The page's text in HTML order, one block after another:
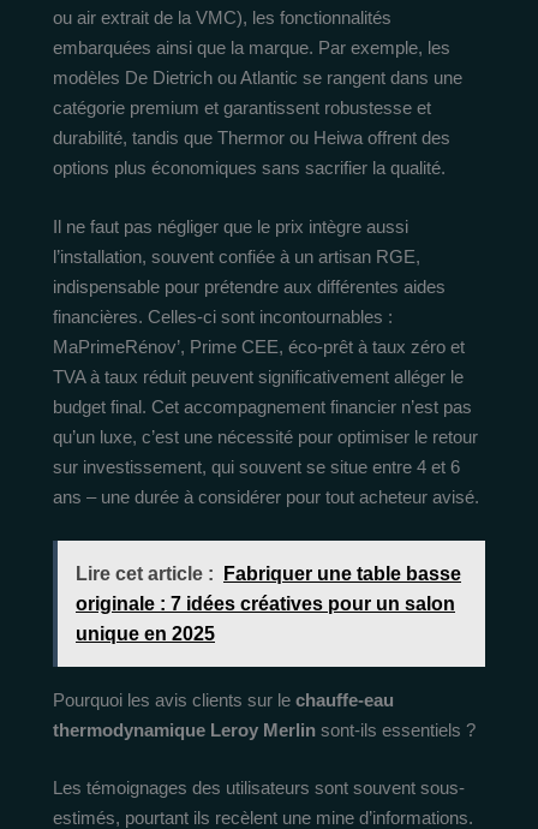
ou air extrait de la VMC), les fonctionnalités
embarquées ainsi que la marque. Par exemple, les
modèles De Dietrich ou Atlantic se rangent dans une
catégorie premium et garantissent robustesse et
durabilité, tandis que Thermor ou Heiwa offrent des
options plus économiques sans sacrifier la qualité.
Il ne faut pas négliger que le prix intègre aussi
l’installation, souvent confiée à un artisan RGE,
indispensable pour prétendre aux différentes aides
financières. Celles-ci sont incontournables :
MaPrimeRénov’, Prime CEE, éco-prêt à taux zéro et
TVA à taux réduit peuvent significativement alléger le
budget final. Cet accompagnement financier n’est pas
qu’un luxe, c’est une nécessité pour optimiser le retour
sur investissement, qui souvent se situe entre 4 et 6
ans – une durée à considérer pour tout acheteur avisé.
Lire cet article :
Fabriquer une table basse
originale : 7 idées créatives pour un salon
unique en 2025
Pourquoi les avis clients sur le chauffe-eau
thermodynamique Leroy Merlin sont-ils essentiels ?
Les témoignages des utilisateurs sont souvent sous-
estimés, pourtant ils recèlent une mine d’informations.